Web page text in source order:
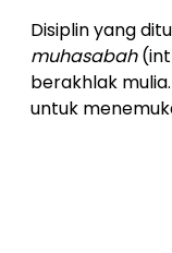
Disiplin yang
muhasabah
berakhlak
untuk